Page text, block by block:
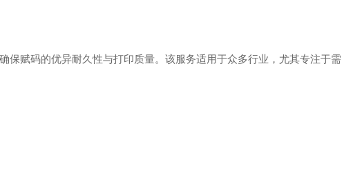
保赋码的优异耐久性与打印质量。该服务适用于众多行业，尤其专注于需